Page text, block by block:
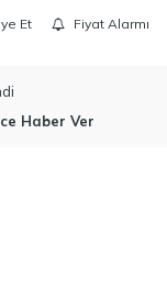
Et Fiyat Alarmı
Haber Ver